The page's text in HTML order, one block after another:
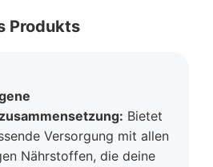
Produkts
Bietet
Versorgung mit allen
Nährstoffen, die deine